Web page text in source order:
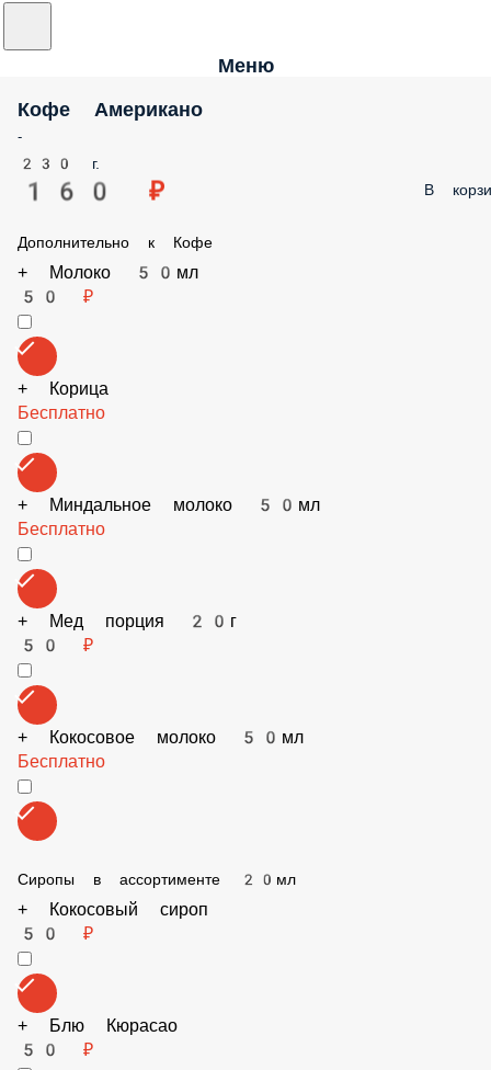
Меню
Кофе Американо
-
230 г.
160 ₽ В
Дополнительно к Кофе
+ Молоко 50мл
50 ₽
Бесплатно
+ Миндальное молоко 50мл
Бесплатно
+ Мед порция 20г
50 ₽
Бесплатно
Сиропы в ассортименте 20мл
+ Кокосовый сироп